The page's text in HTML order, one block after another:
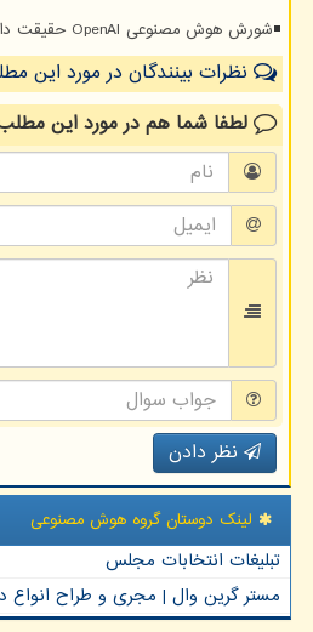
شورش هوش مصنوعی OpenAI حقیقت دارد؟
نظرات بینندگان در مورد این
لطفا شما همدر مورد این
نظر دادن
لینک دوستان گروه هوش مصنوعی
تبلیغات انتخابات مجلس
مستر گرین وال | مجری و طراح انواع